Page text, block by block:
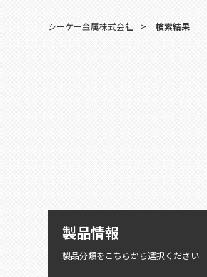
シーケー金属株式会社 > 検索結果
製品情報
製品分類をこちらから選択ください